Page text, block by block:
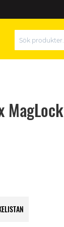
MagLock